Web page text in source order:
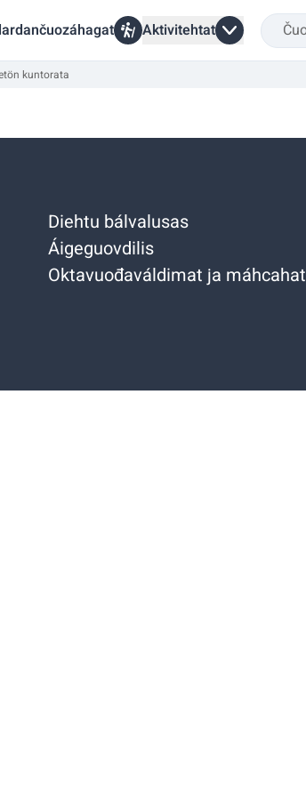
Aktivitehtat
kuntorata
Diehtu bálvalusas
Áigeguovdilis
Oktavuođaváldimat ja máhcahat